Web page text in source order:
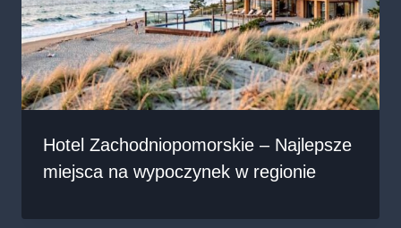
Hotel Zachodniopomorskie – Najlepsze
miejsca na wypoczynek w regionie